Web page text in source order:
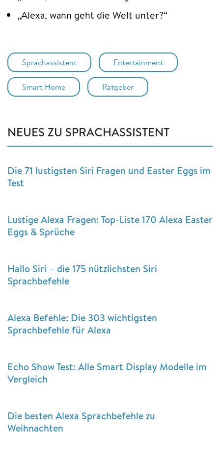
„Alexa, wann geht die Welt unter?“
Sprachassistent Entertainment
Smart Home Ratgeber
NEUES ZU SPRACHASSISTENT
Die 71 lustigsten Siri Fragen und Easter Eggs im
Test
Lustige Alexa Fragen: Top-Liste 170 Alexa Easter
Eggs & Sprüche
Hallo Siri – die 175 nützlichsten Siri
Sprachbefehle
Alexa Befehle: Die 303 wichtigsten
Sprachbefehle für Alexa
Echo Show Test: Alle Smart Display Modelle im
Vergleich
Die besten Alexa Sprachbefehle zu
Weihnachten